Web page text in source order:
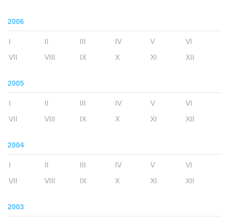
2006
I II III IV V
VI
VII
VIII IX X XI XII
2005
I II III IV V
VI
VII
VIII IX X XI XII
2004
I II III IV V
VI
VII
VIII IX X XI XII
2003